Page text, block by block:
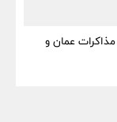
عمان و